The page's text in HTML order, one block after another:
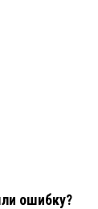
ошибку?